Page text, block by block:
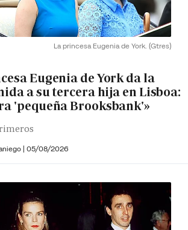
La princesa Eugenia de York. (Gtres)
Eugenia de York da la
a su tercera hija en Lisboa:
'pequeña Brooksbank'»
| 05/08/2026